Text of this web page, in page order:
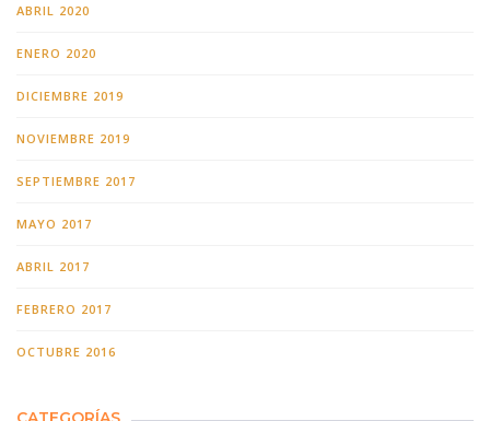
ABRIL 2020
ENERO 2020
DICIEMBRE 2019
NOVIEMBRE 2019
SEPTIEMBRE 2017
MAYO 2017
ABRIL 2017
FEBRERO 2017
OCTUBRE 2016